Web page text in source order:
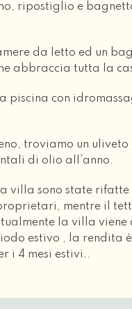
ripostiglio e
da letto ed un
abbraccia tutta la
piscina con
troviamo un uliveto
di olio all’anno.
villa sono state rifatte
mentre il
la villa viene
estivo , la rendita
i 4 mesi estivi..